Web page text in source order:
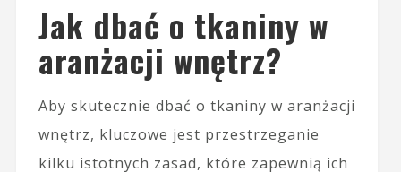
Jak dbać o tkaniny w
aranżacji wnętrz?
Aby skutecznie dbać o tkaniny w aranżacji
wnętrz, kluczowe jest przestrzeganie
kilku istotnych zasad, które zapewnią ich